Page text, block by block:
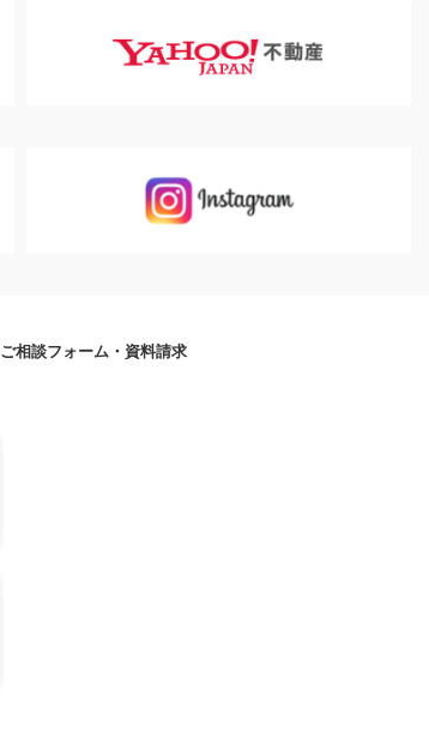
ご相談フォーム・資料請求